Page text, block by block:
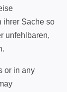
ihrer Sache so
unfehlbaren,
or in any